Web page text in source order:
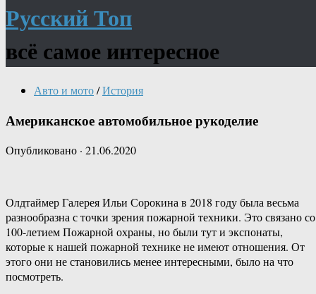
Русский Топ
всё самое интересное
Авто и мото/История
Американское автомобильное рукоделие
Опубликовано · 21.06.2020
Олдтаймер Галерея Ильи Сорокина в 2018 году была весьма
разнообразна с точки зрения пожарной техники. Это связано со
100-летием Пожарной охраны, но были тут и экспонаты,
которые к нашей пожарной технике не имеют отношения. От
этого они не становились менее интересными, было на что
посмотреть.